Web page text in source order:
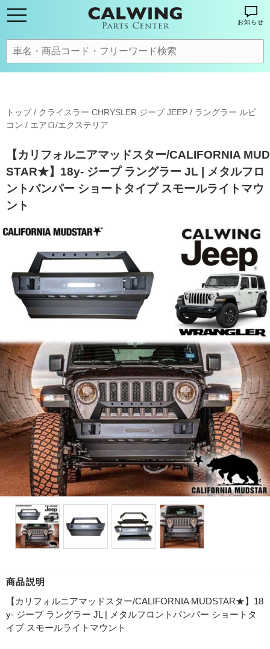
お知らせ
トップ/ クライスラー CHRYSLER ジープ JEEP / ラングラー ルビ
コン / エアロ/エクステリア
【カリフォルニアマッドスター/CALIFORNIA MUD
STAR★】18y- ジープ ラングラー JL | メタルフロ
ントバンパー ショートタイプ スモールライトマウ
ント
商品説明
【カリフォルニアマッドスター/CALIFORNIA MUDSTAR★】18
y- ジープ ラングラー JL | メタルフロントバンパー ショートタ
イプ スモールライトマウント